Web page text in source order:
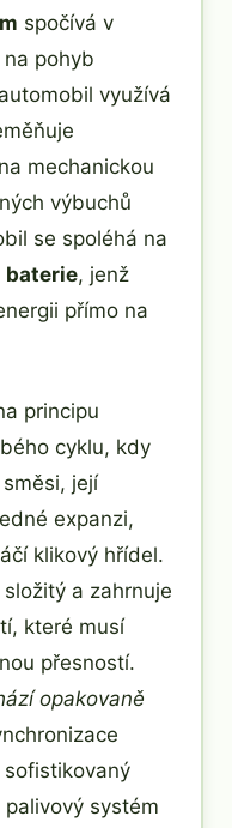
spočívá v
pohyb
využívá
mechanickou
výbuchů
se spoléhá na
baterie, jenž
přímo na
principu
cyklu, kdy
její
expanzi,
klikový hřídel.
a zahrnuje
které musí
přesností.
opakovaně
systém